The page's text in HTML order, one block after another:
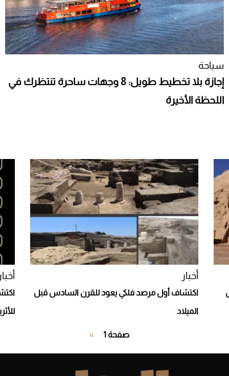
سياحة
إجازة بلا تخطيط طويل: 8 وجهات ساحرة تنتظرك في
اللحظة الأخيرة
أخبار
اكتشاف أول مرصد فلكي يعود للقرن السادس قبل
الميلاد
صفحة 1
الصفحة
››